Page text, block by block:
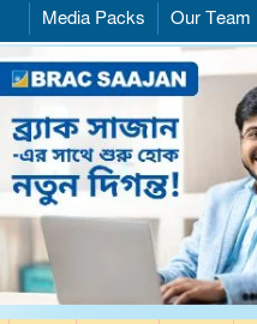
Media Packs Our Team